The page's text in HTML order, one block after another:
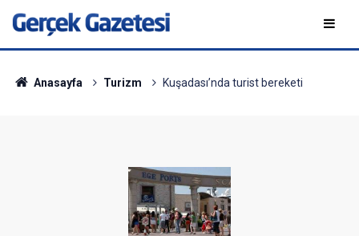
Anasayfa Turizm Kuşadası’nda turist bereketi